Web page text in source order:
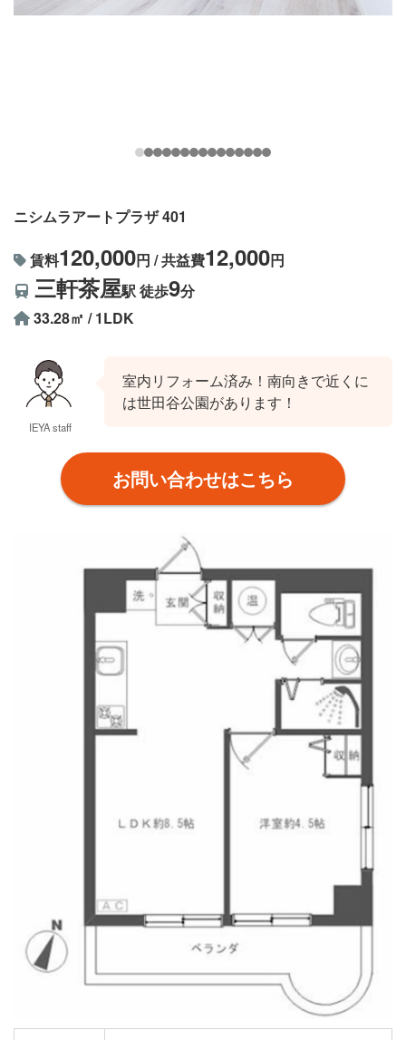
ニシムラアートプラザ 401
賃料120,000円 / 共益費12,000円
三軒茶屋駅 徒歩9分
33.28㎡ / 1LDK
IEYA staff
室内リフォーム済み！南向きで近くに
は世田谷公園があります！
お問い合わせはこちら